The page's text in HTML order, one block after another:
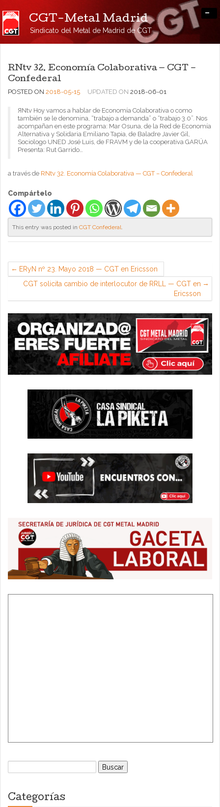
CGT-Metal Madrid
Sindicato del Metal de Madrid de CGT
-
RNtv 32. Economía Colaborativa — CGT –
Confederal
POSTED ON 2018-05-15 UPDATED ON 2018-06-01
ЯNtv Hoy vamos a hablar de Economía Colaborativa o como
también se le denomina, “trabajo a demanda” o “trabajo 3.0”. Nos
acompañan en este programa: Mar Osuna, de la Red de Economía
Alternativa y Solidaria Emiliano Tapia, de Baladre Javier Gil,
Sociologo UNED José Luis, de FRAVM y de la cooperativa GARÚA
Presenta: Rut Garrido…
a través de RNtv 32. Economía Colaborativa — CGT – Confederal
Compártelo
This entry was posted in CGT Confederal.
ERyN nº 23. Mayo 2018 — CGT en Ericsson
CGT solicita cambio de interlocutor de RRLL — CGT en
Ericsson
Buscar:
Categorías